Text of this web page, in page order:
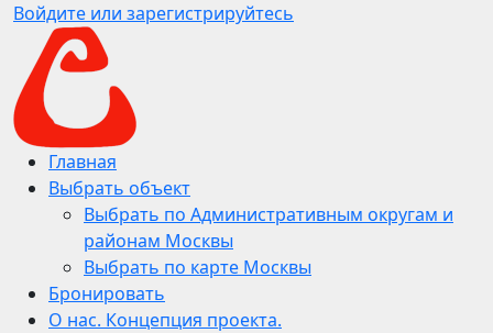
Войдите или зарегистрируйтесь
Главная
Выбрать объект
Выбрать по Административным округам и
районам Москвы
Выбрать по карте Москвы
Бронировать
О нас. Концепция проекта.